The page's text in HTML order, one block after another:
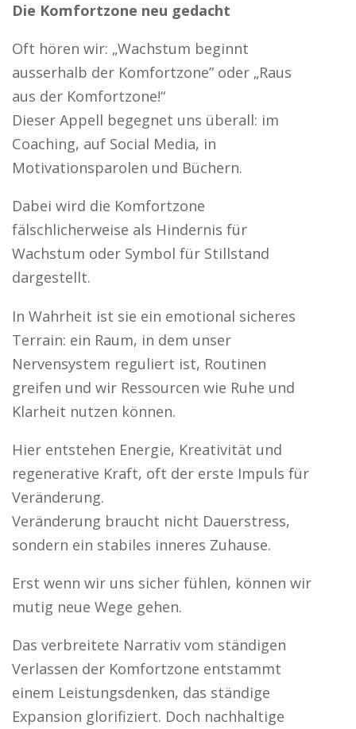
Die Komfortzone neu gedacht
Oft hören wir: „Wachstum beginnt
ausserhalb der Komfortzone” oder „Raus
aus der Komfortzone!“
Dieser Appell begegnet uns überall: im
Coaching, auf Social Media, in
Motivationsparolen und Büchern.
Dabei wird die Komfortzone
fälschlicherweise als Hindernis für
Wachstum oder Symbol für Stillstand
dargestellt.
In Wahrheit ist sie ein emotional sicheres
Terrain: ein Raum, in dem unser
Nervensystem reguliert ist, Routinen
greifen und wir Ressourcen wie Ruhe und
Klarheit nutzen können.
Hier entstehen Energie, Kreativität und
regenerative Kraft, oft der erste Impuls für
Veränderung.
Veränderung braucht nicht Dauerstress,
sondern ein stabiles inneres Zuhause.
Erst wenn wir uns sicher fühlen, können wir
mutig neue Wege gehen.
Das verbreitete Narrativ vom ständigen
Verlassen der Komfortzone entstammt
einem Leistungsdenken, das ständige
Expansion glorifiziert. Doch nachhaltige